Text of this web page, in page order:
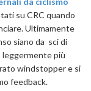
su CRC quando
Ultimamente
siano da sci di
leggermente più
windstopper e si
feedback.